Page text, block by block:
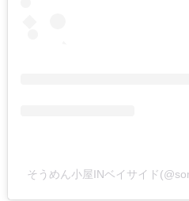
そうめん小屋INベイサイド